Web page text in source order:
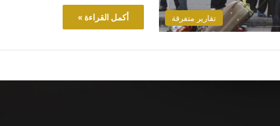
تقارير متفرقة أكمل القراءة »